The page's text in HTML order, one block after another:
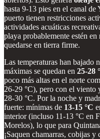
hasta 9-13 pies en el canal de
puerto tienen restricciones
actividades acuáticas
playa probablemente estén
quedarse en tierra firme.
Las temperaturas han bajado
máximas se quedan en 25-28
poco más altas en el norte
26-29 °C), pero con el viento
28-30 °C. Por la noche y
fuerte: mínimas de 13-15 °C
interior (incluso 11-13 °C en
Morelos), lo que para
¡Saquen chamarras, cobijas